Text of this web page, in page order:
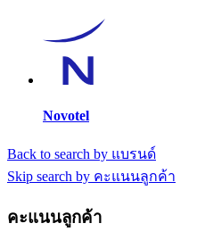
Novotel
Back to search by แบรนด์
Skip search by คะแนนลูกค้า
คะแนนลูกค้า